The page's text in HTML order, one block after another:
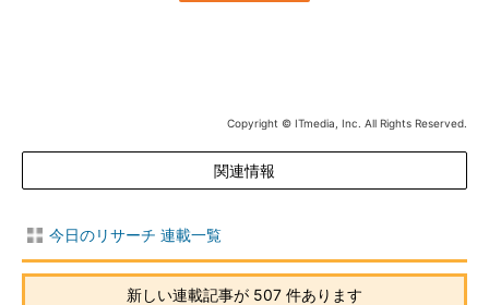
Copyright © ITmedia, Inc. All Rights Reserved.
関連情報
今日のリサーチ 連載一覧
新しい連載記事が 507 件あります